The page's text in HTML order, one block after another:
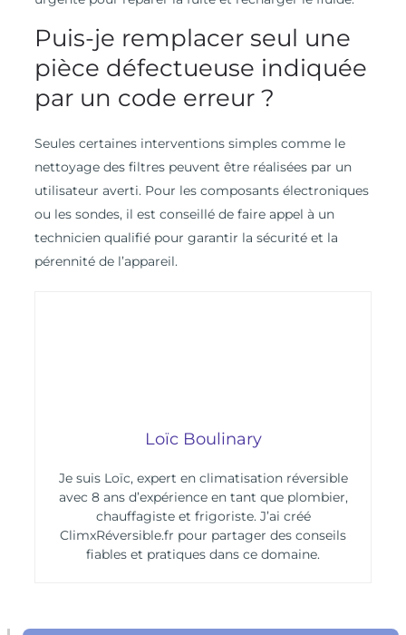
Puis-je remplacer seul une
pièce défectueuse indiquée
par un code erreur ?
Seules certaines interventions simples comme le
nettoyage des filtres peuvent être réalisées par un
utilisateur averti. Pour les composants électroniques
ou les sondes, il est conseillé de faire appel à un
technicien qualifié pour garantir la sécurité et la
pérennité de l’appareil.
Loïc Boulinary
Je suis Loïc, expert en climatisation réversible
avec 8 ans d’expérience en tant que plombier,
chauffagiste et frigoriste. J’ai créé
ClimxRéversible.fr pour partager des conseils
fiables et pratiques dans ce domaine.